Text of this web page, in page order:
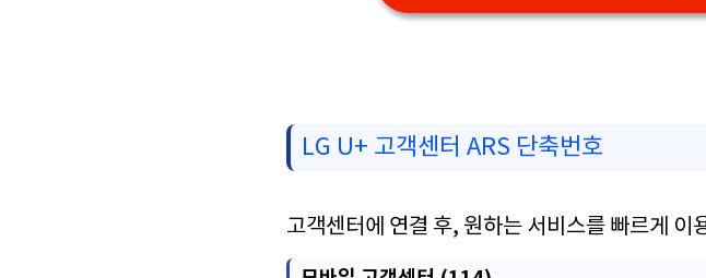
LG U+ 고객센터 ARS 단축번호
고객센터에 연결 후, 원하는 서비스를 빠르게